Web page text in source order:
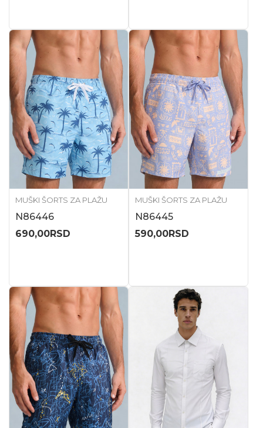
MUŠKI ŠORTS ZA PLAŽU
N86446
690,00RSD
MUŠKI ŠORTS ZA PLAŽU
N86445
590,00RSD